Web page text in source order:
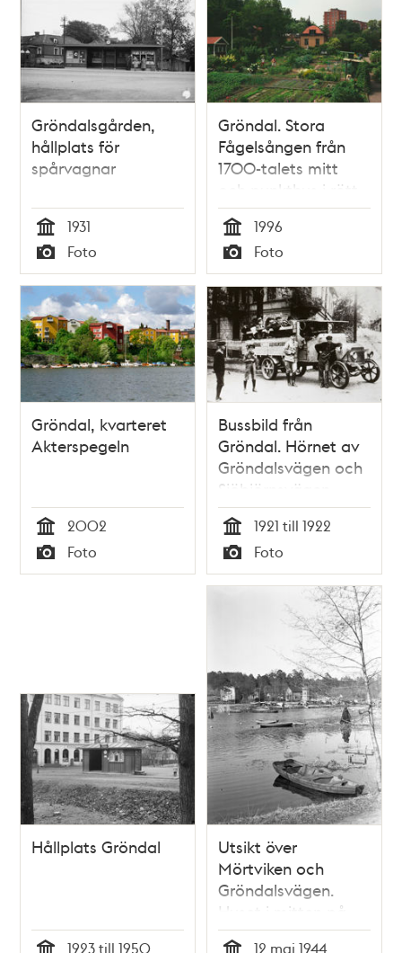
Gröndalsgården,
hållplats för
spårvagnar
Tid
1931
Typ
Foto
Gröndal. Stora
Fågelsången från
1700-talets mitt
och punkthus i rött
tegel uppförda på
1950-talet av Olle
Engkvist.
Tid
1996
Typ
Foto
Gröndal, kvarteret
Akterspegeln
Tid
2002
Typ
Foto
Bussbild från
Gröndal. Hörnet av
Gröndalsvägen och
Sjöbjörnsvägen.
Fotograferad i
början av 1920-
talet.
Tid
1921 till 1922
Typ
Foto
Hållplats Gröndal
1923 till 1950
Utsikt över
Mörtviken och
Gröndalsvägen.
Huset i mitten på
bilden har adressen
12 maj 1944